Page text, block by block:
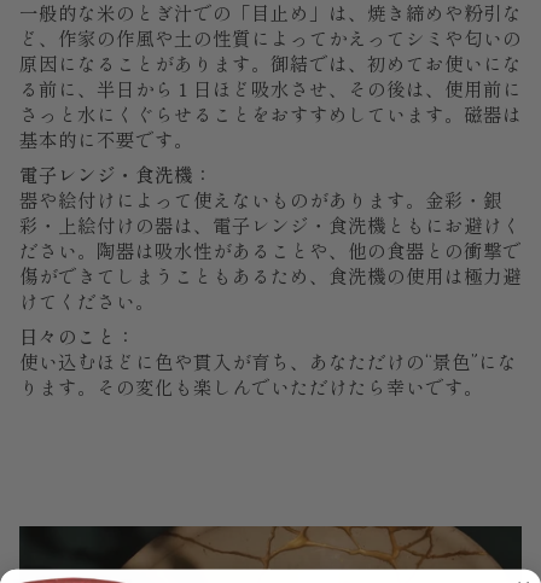
一般的な米のとぎ汁での「目止め」は、焼き締めや粉引な
ど、作家の作風や土の性質によってかえってシミや匂いの
原因になることがあります。御結では、初めてお使いにな
る前に、半日から１日ほど吸水させ、その後は、使用前に
さっと水にくぐらせることをおすすめしています。磁器は
基本的に不要です。
電子レンジ・食洗機：
器や絵付けによって使えないものがあります。金彩・銀
彩・上絵付けの器は、電子レンジ・食洗機ともにお避けく
ださい。陶器は吸水性があることや、他の食器との衝撃で
傷ができてしまうこともあるため、食洗機の使用は極力避
けてください。
日々のこと：
使い込むほどに色や貫入が育ち、あなただけの“景色”にな
ります。その変化も楽しんでいただけたら幸いです。